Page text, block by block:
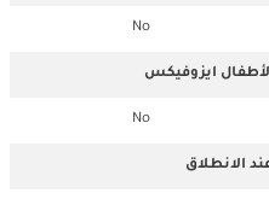
No
ايزوفيكس
No
الانطلاق